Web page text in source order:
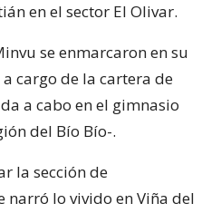
en el sector El Olivar.
se enmarcaron en su
cargo de la cartera de
a cabo en el gimnasio
del Bío Bío-.
la sección de
narró lo vivido en Viña del